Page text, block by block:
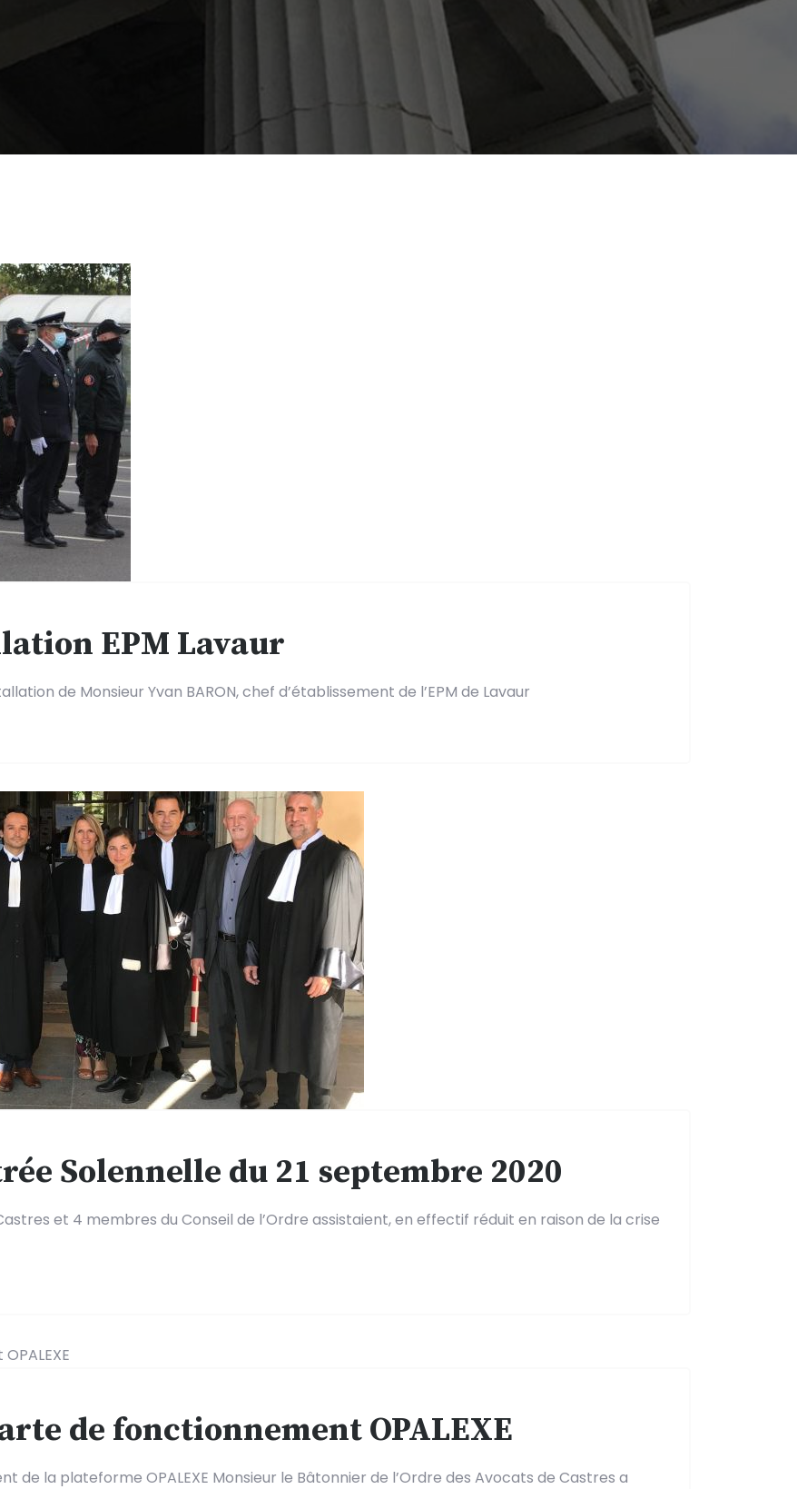
EPM Lavaur
de Monsieur Yvan BARON, chef d’établissement de l’EPM de Lavaur
Solennelle du 21 septembre 2020
et 4 membres du Conseil de l’Ordre assistaient, en effectif réduit en raison de la crise
de fonctionnement OPALEXE
de la plateforme OPALEXE Monsieur le Bâtonnier de l’Ordre des Avocats de Castres a